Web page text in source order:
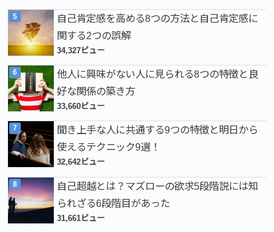
自己肯定感を高める8つの方法と自己肯定感に
関する2つの誤解
34,327ビュー
他人に興味がない人に見られる8つの特徴と良
好な関係の築き方
33,660ビュー
聞き上手な人に共通する9つの特徴と明日から
使えるテクニック9選！
32,642ビュー
自己超越とは？マズローの欲求5段階説には知
られざる6段階目があった
31,661ビュー